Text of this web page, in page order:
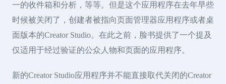
一的收件箱和分析，等等。但是这个应用程序在去年早些
时候被关闭了，创建者被指向页面管理器应用程序或者桌
面版本的Creator Studio。在此之前，脸书提供了一个提及
仅适用于经过验证的公众人物和页面的应用程序。
新的Creator Studio应用程序并不能直接取代关闭的Creator